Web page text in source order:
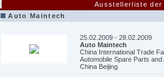
Ausstellerliste der
Auto Maintech
25.02.2009 - 28.02.2009
Auto Maintech
China International Trade
Automobile Spare Parts
China Beijing